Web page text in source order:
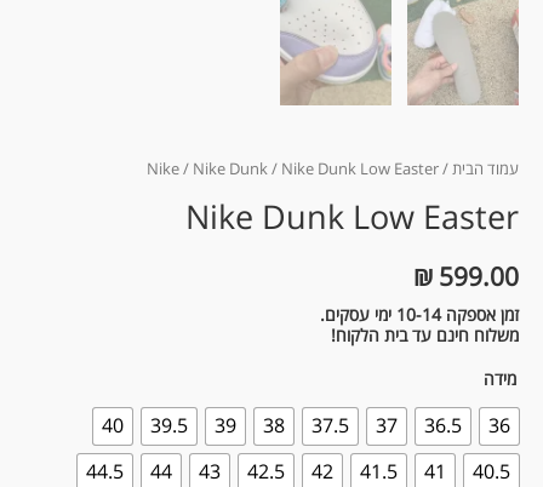
עמוד הבית/
Nike/ Nike Dunk/ Nike Dunk Low Easter
Nike Dunk Low Easter
₪ 599.00
זמן אספקה 10-14 ימי עסקים.
משלוח חינם עד בית הלקוח!
מידה
36
36.5
37
37.5
38
39
39.5
40
40.5
41
41.5
42
42.5
43
44
44.5